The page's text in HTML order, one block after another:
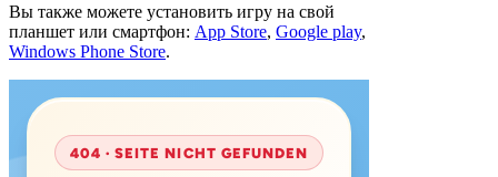
Вы также можете установить игру на свой
планшет или смартфон: App Store, Google play,
Windows Phone Store.